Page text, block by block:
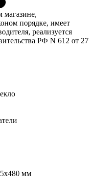
магазине,
порядке, имеет
реализуется
РФ N 612 от 27
мм